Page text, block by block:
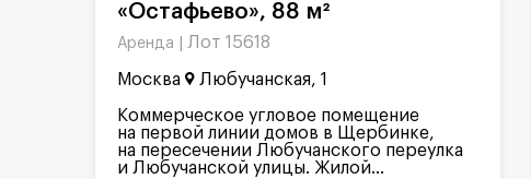
«Остафьево», 88 м²
Аренда | Лот 15618
Москва Любучанская, 1
Коммерческое угловое помещение
на первой линии домов в Щербинке,
на пересечении Любучанского переулка
и Любучанской улицы. Жилой...